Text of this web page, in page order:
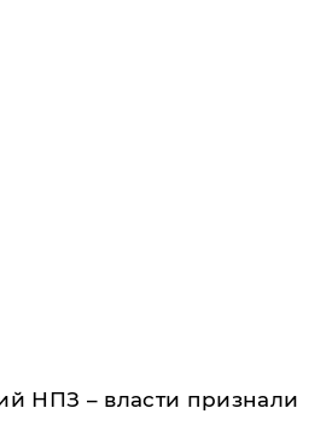
НПЗ – власти признали